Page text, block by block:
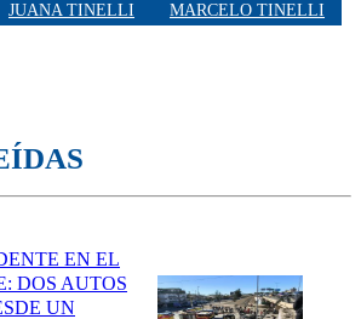
JUANA TINELLI
MARCELO TINELLI
EN EL
DOS AUTOS
UN